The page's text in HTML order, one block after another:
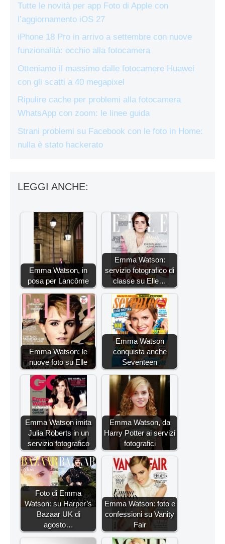
Tutte le novità per app Foto di Apple con
l’aggiornamento iOS 27
iPhone 18 Pro in arrivo a settembre con nuove
funzionalità: occhio alla fotocamera
Otteniamo il massimo dalle fotocamere Huawei
con gli scatti a 40 megapixel
Ripulire cache per problemi alla fotocamera
WhatsApp con zoom: le linee guida
Strani problemi su Facebook con le foto in Home:
nulla è stato hackerato
LEGGI ANCHE:
Emma Watson, in
posa per Lancôme
Emma Watson:
servizio fotografico di
classe su Elle…
Emma Watson: le
nuove foto su Elle
Emma Watson
conquista anche
Seventeen
Emma Watson imita
Julia Roberts in un
servizio fotografico
Emma Watson, da
Harry Potter ai servizi
fotografici
Foto di Emma
Watson: su Harper’s
Bazaar UK di
agosto…
Emma Watson: foto e
confessioni su Vanity
Fair